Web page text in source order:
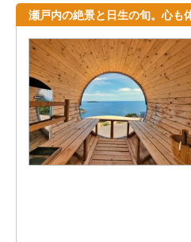
瀬戸内の絶景と日生の旬。心も